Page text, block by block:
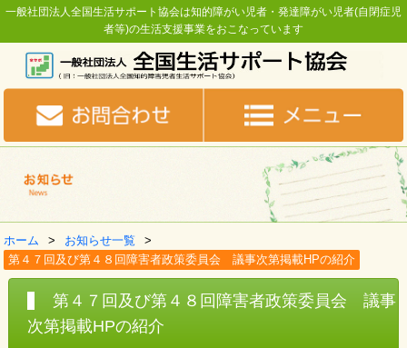
一般社団法人全国生活サポート協会は知的障がい児者・発達障がい児者(自閉症児
者等)の生活支援事業をおこなっています
ホーム
お知らせ一覧
第４７回及び第４８回障害者政策委員会 議事次第掲載HPの紹介
第４７回及び第４８回障害者政策委員会 議事
次第掲載HPの紹介